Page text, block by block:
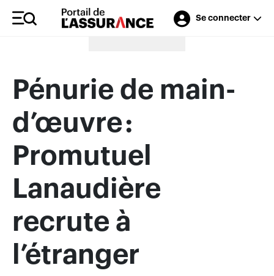
Se connecter
Merci à nos annonceurs
Pénurie de main-
d’œuvre :
Promutuel
Lanaudière
recrute à
l’étranger